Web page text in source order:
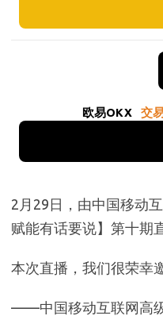
欧易OKX 交
2月29日，由中国移动
赋能有话要说】第十期
本次直播，我们很荣幸
——中国移动互联网高